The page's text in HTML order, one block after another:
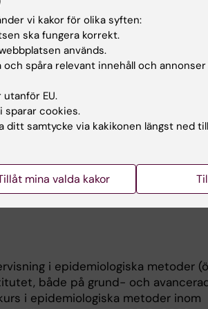
som bedrivs vid IMM.
av LADA och erbjuder unika
miljöfaktorer och genetisk
och kombinerar traditionella
för att stärka kausala
är att identifiera modifierbara
typ 1-diabetes och tidigt
bidrar till ogynnsam prognos för
i epidemiologiska metoder
både på grund- och
i epidemiologiska metoder inom
vi kakor för olika syften:
ska fungera korrekt.
används.
spåra relevant innehåll och
EU.
sparar cookies.
ditt samtycke via kakikonen längst ned
mina valda kakor